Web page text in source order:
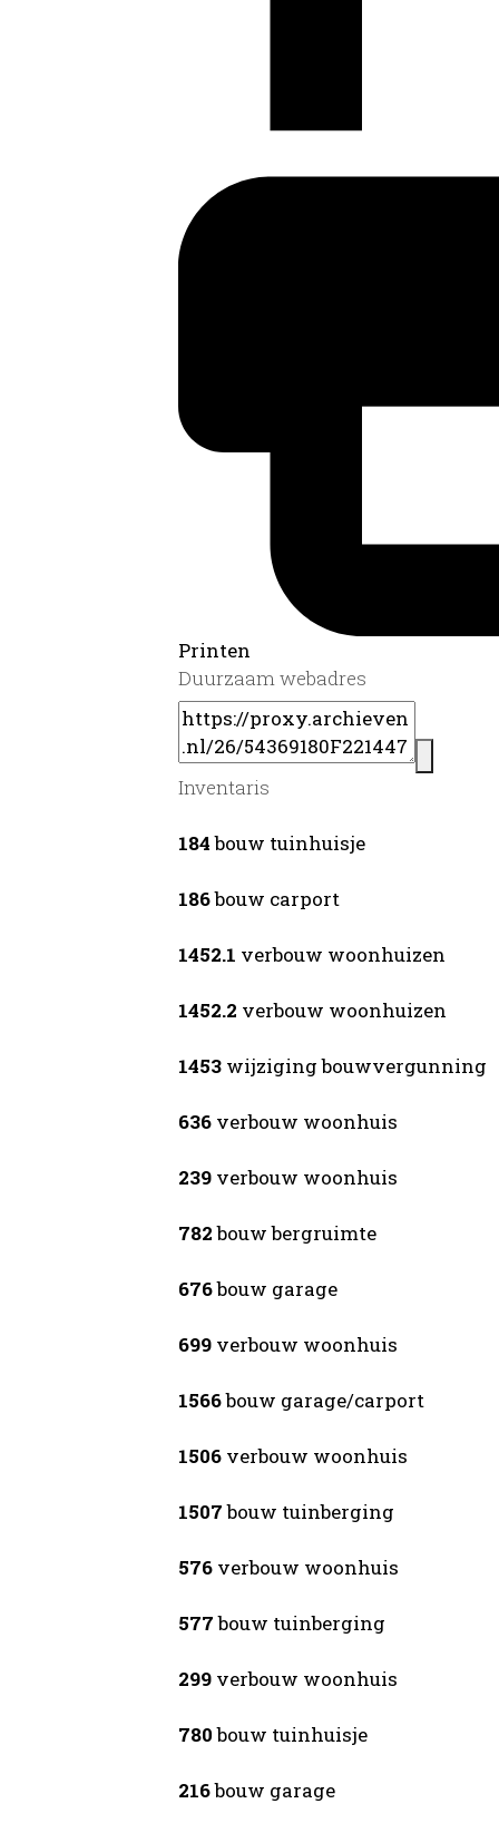
Printen
Duurzaam webadres
Inventaris
184bouw tuinhuisje
186bouw carport
1452.1 verbouw woonhuizen
1452.2 verbouw woonhuizen
1453 wijziging bouwvergunning
636 verbouw woonhuis
239 verbouw woonhuis
782bouw bergruimte
676bouw garage
699 verbouw woonhuis
1566bouw garage/carport
1506 verbouw woonhuis
1507bouw tuinberging
576 verbouw woonhuis
577bouw tuinberging
299 verbouw woonhuis
780bouw tuinhuisje
216bouw garage